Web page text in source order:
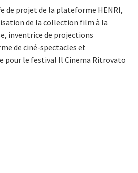
de projet de la plateforme HENRI,
de la collection film à la
inventrice de projections
de ciné-spectacles et
pour le festival Il Cinema Ritrovato